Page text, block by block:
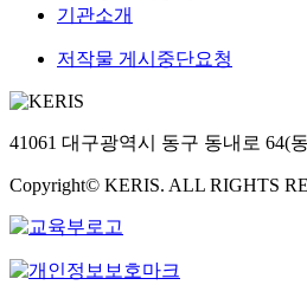
기관소개
저작물 게시중단요청
41061 대구광역시 동구 동내로 64(
Copyright© KERIS. ALL RIGHTS